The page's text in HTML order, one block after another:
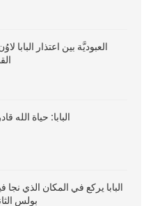
العبوديَّة بين اعتذار البابا
البابا: حياة الله
البابا يركع في المكان الذي نجا
بولس